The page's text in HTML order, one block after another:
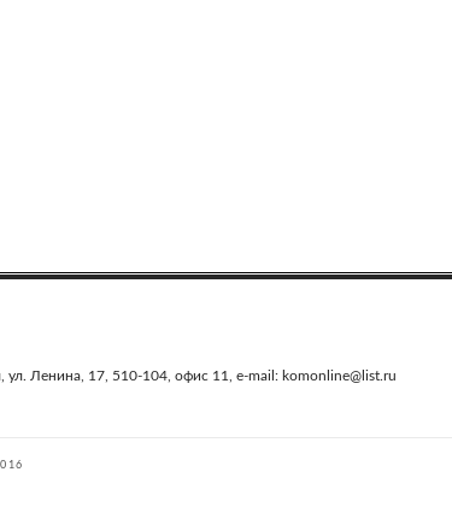
Ленина, 17, 510-104, офис 11, e-mail: komonline@list.ru